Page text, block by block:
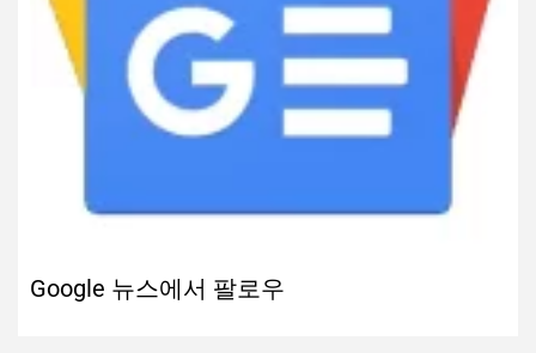
Google 뉴스에서 팔로우